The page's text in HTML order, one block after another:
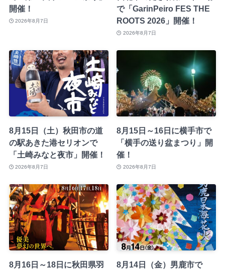
開催！
2026年8月7日
で「GarinPeiro FES THE
ROOTS 2026」開催！
2026年8月7日
8月15日（土）秋田市の道
の駅あきた港セリオンで
「土崎みなと夜市」開催！
2026年8月7日
8月15日～16日に横手市で
「横手の送り盆まつり」開
催！
2026年8月7日
8月16日～18日に秋田県羽
8月14日（金）男鹿市で